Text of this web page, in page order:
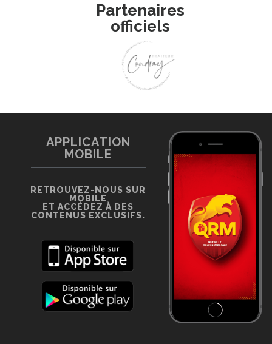
Partenaires
officiels
APPLICATION
MOBILE
RETROUVEZ-NOUS SUR
MOBILE
ET ACCÉDEZ À DES
CONTENUS EXCLUSIFS.